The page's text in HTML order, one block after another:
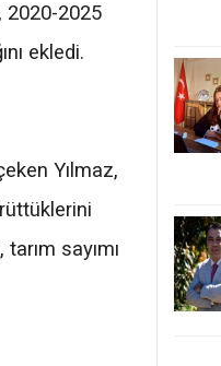
2020-2025
ekledi.
Yılmaz,
sayımı